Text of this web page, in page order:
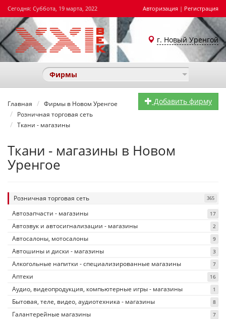
Сегодня: Суббота, 19 марта, 2022 Авторизация | Регистрация
г. Новый Уренгой
Фирмы
Добавить фирму
Главная
Фирмы в Новом Уренгое
Розничная торговая сеть
Ткани - магазины
Ткани - магазины в Новом
Уренгое
Розничная торговая сеть 365
Автозапчасти - магазины 17
Автозвук и автосигнализации - магазины 2
Автосалоны, мотосалоны 9
Автошины и диски - магазины 3
Алкогольные напитки - специализированные магазины 7
Аптеки 16
Аудио, видеопродукция, компьютерные игры - магазины 1
Бытовая, теле, видео, аудиотехника - магазины 8
Галантерейные магазины 7